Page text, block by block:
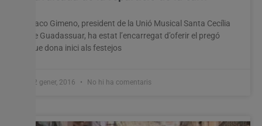
Paco Gimeno, president de la Unió Musical Santa Cecília
de Guadassuar, ha estat l’encarregat d’oferir el pregó
que dona inici als festejos
22 gener, 2016 No hi ha comentaris